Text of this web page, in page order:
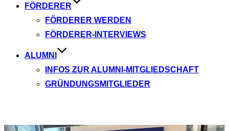
FÖRDERER
FÖRDERER WERDEN
FÖRDERER-INTERVIEWS
ALUMNI
INFOS ZUR ALUMNI-MITGLIEDSCHAFT
GRÜNDUNGSMITGLIEDER